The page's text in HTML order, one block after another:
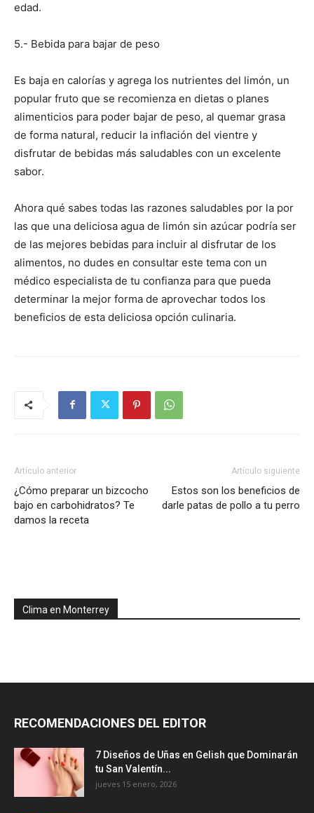
edad.
5.- Bebida para bajar de peso
Es baja en calorías y agrega los nutrientes del limón, un
popular fruto que se recomienza en dietas o planes
alimenticios para poder bajar de peso, al quemar grasa
de forma natural, reducir la inflación del vientre y
disfrutar de bebidas más saludables con un excelente
sabor.
Ahora qué sabes todas las razones saludables por la por
las que una deliciosa agua de limón sin azúcar podría ser
de las mejores bebidas para incluir al disfrutar de los
alimentos, no dudes en consultar este tema con un
médico especialista de tu confianza para que pueda
determinar la mejor forma de aprovechar todos los
beneficios de esta deliciosa opción culinaria.
Artículo anterior
¿Cómo preparar un bizcocho
bajo en carbohidratos? Te
damos la receta
Artículo siguiente
Estos son los beneficios de
darle patas de pollo a tu perro
Clima en Monterrey
RECOMENDACIONES DEL EDITOR
7 Diseños de Uñas en Gelish que Dominarán
tu San Valentín...
jueves 15 enero, 2026